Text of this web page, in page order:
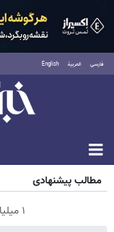
فارسی العربية English
جمعه ۱۶
مطالب پیشنهادی
۱ میلیارد اعتبار خرید طلا | بدون ضامن و چک